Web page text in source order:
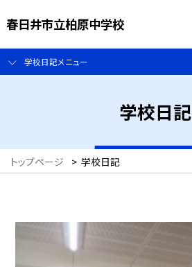
春日井市立柏原中学校
学校日記メニュー
学校日記
トップページ > 学校日記